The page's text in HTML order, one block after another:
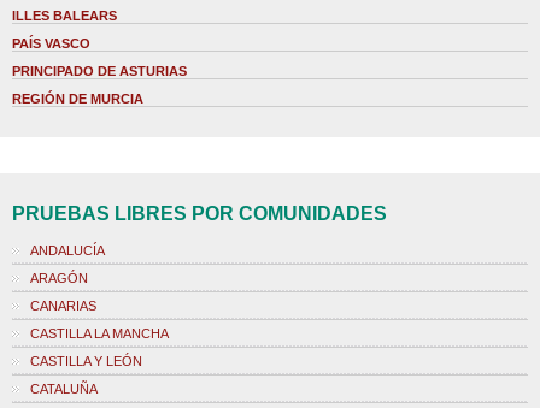
ILLES BALEARS
PAÍS VASCO
PRINCIPADO DE ASTURIAS
REGIÓN DE MURCIA
PRUEBAS LIBRES POR COMUNIDADES
ANDALUCÍA
ARAGÓN
CANARIAS
CASTILLA LA MANCHA
CASTILLA Y LEÓN
CATALUÑA